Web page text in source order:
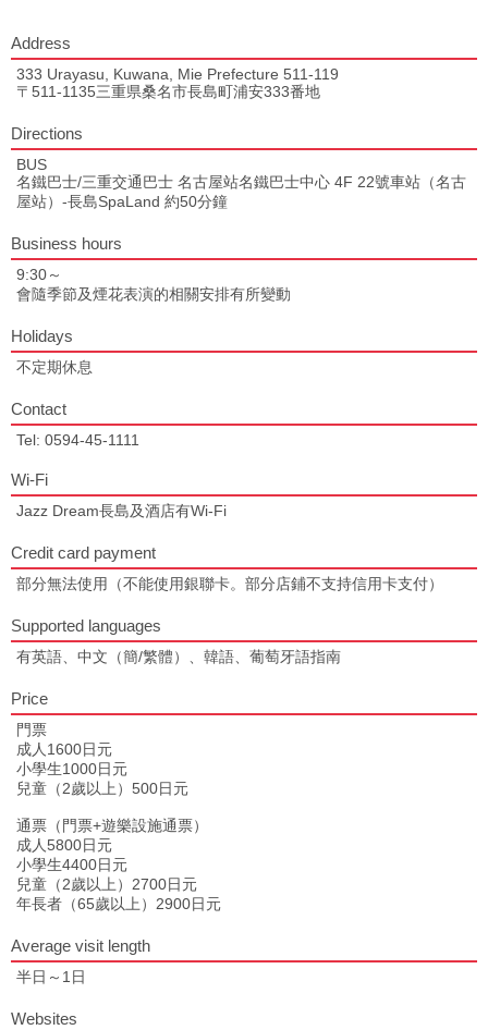
Address
333 Urayasu, Kuwana, Mie Prefecture 511-119
〒511-1135三重県桑名市長島町浦安333番地
Directions
BUS
名鐵巴士/三重交通巴士 名古屋站名鐵巴士中心 4F 22號車站（名古
屋站）-長島SpaLand 約50分鐘
Business hours
9:30～
會隨季節及煙花表演的相關安排有所變動
Holidays
不定期休息
Contact
Tel: 0594-45-1111
Wi-Fi
Jazz Dream長島及酒店有Wi-Fi
Credit card payment
部分無法使用（不能使用銀聯卡。部分店鋪不支持信用卡支付）
Supported languages
有英語、中文（簡/繁體）、韓語、葡萄牙語指南
Price
門票
成人1600日元
小學生1000日元
兒童（2歲以上）500日元
通票（門票+遊樂設施通票）
成人5800日元
小學生4400日元
兒童（2歲以上）2700日元
年長者（65歲以上）2900日元
Average visit length
半日～1日
Websites